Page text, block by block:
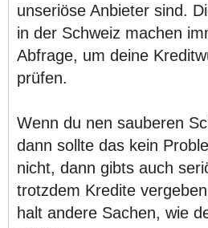
unseriöse Anbieter sind.
in der Schweiz machen
Abfrage, um deine
prüfen.
Wenn du nen sauberen
dann sollte das kein
nicht, dann gibts auch
trotzdem Kredite
halt andere Sachen, wie